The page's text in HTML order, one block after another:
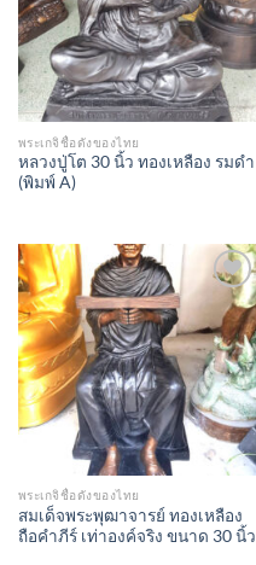
พระเกจิชื่อดังของไทย
หลวงปู่โต 30 นิ้ว ทองเหลือง รมดำ
(พิมพ์ A)
Add to
Wishlist
พระเกจิชื่อดังของไทย
สมเด็จพระพุฒาจารย์ ทองเหลือง
ถือคำภีร์ เท่าองค์จริง ขนาด 30 นิ้ว